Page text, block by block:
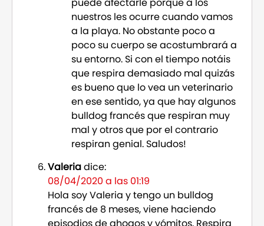
puede afectarle porque a los
nuestros les ocurre cuando vamos
a la playa. No obstante poco a
poco su cuerpo se acostumbrará a
su entorno. Si con el tiempo notáis
que respira demasiado mal quizás
es bueno que lo vea un veterinario
en ese sentido, ya que hay algunos
bulldog francés que respiran muy
mal y otros que por el contrario
respiran genial. Saludos!
Valeriadice:
08/04/2020 a las 01:19
Hola soy Valeria y tengo un bulldog
francés de 8 meses, viene haciendo
episodios de ahogos y vómitos. Respira